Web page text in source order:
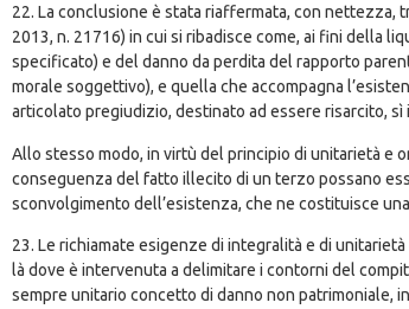
22. La conclusione è stata riaffermata, con nettezza,
2013, n. 21716) in cui si ribadisce come, ai fini della
specificato) e del danno da perdita del rapporto
morale soggettivo), e quella che accompagna
articolato pregiudizio, destinato ad essere risarcito,
Allo stesso modo, in virtù del principio di unitarietà e
conseguenza del fatto illecito di un terzo possano
sconvolgimento dell’esistenza, che ne costituisce
23. Le richiamate esigenze di integralità e di
là dove è intervenuta a delimitare i contorni del
sempre unitario concetto di danno non patrimoniale,